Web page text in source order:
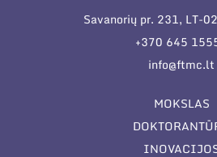
Savanorių pr. 231, LT-
+370 645
info@ftmc.lt
MOKSLAS